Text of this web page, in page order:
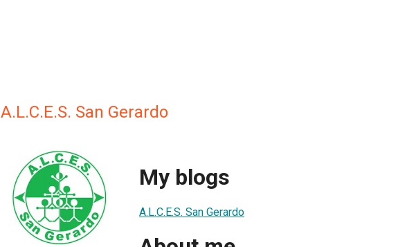
A.L.C.E.S. San Gerardo
My blogs
A.L.C.E.S. San Gerardo